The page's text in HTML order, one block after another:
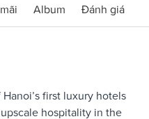
Album Đánh giá
first luxury hotels
hospitality in the